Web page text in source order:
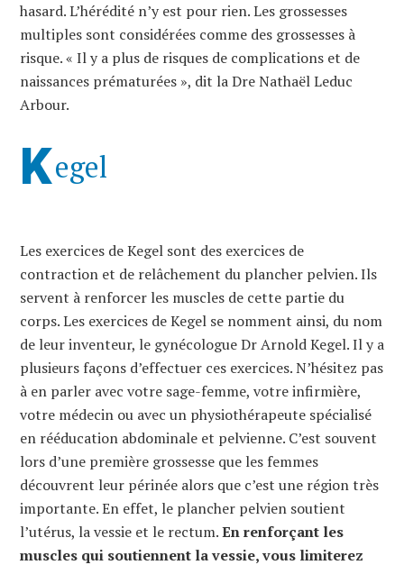
hasard. L’hérédité n’y est pour rien. Les grossesses
multiples sont considérées comme des grossesses à
risque. « Il y a plus de risques de complications et de
naissances prématurées », dit la Dre Nathaël Leduc
Arbour.
Kegel
Les exercices de Kegel sont des exercices de
contraction et de relâchement du plancher pelvien. Ils
servent à renforcer les muscles de cette partie du
corps. Les exercices de Kegel se nomment ainsi, du nom
de leur inventeur, le gynécologue Dr Arnold Kegel. Il y a
plusieurs façons d’effectuer ces exercices. N’hésitez pas
à en parler avec votre sage-femme, votre infirmière,
votre médecin ou avec un physiothérapeute spécialisé
en rééducation abdominale et pelvienne. C’est souvent
lors d’une première grossesse que les femmes
découvrent leur périnée alors que c’est une région très
importante. En effet, le plancher pelvien soutient
l’utérus, la vessie et le rectum.En renforçant les
muscles qui soutiennent la vessie, vous limiterez